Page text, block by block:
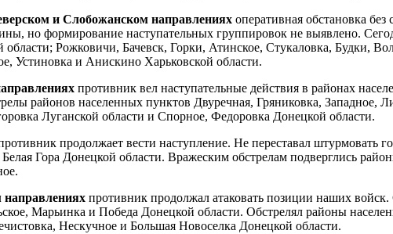
и Слобожанском направлениях оперативная обстановка
но формирование наступательных группировок не выявлено.
области; Рожковичи, Бачевск, Горки, Атинское, Стукаловка, Будки,
Устиновка и Анискино Харьковской области.
противник вел наступательные действия в районах
районов населенных пунктов Двуречная, Гряниковка, Западное,
Луганской области и Спорное, Федоровка Донецкой области.
продолжает вести наступление. Не переставал штурмовать
Гора Донецкой области. Вражеским обстрелам подверглись
противник продолжал атаковать позиции наших
Марьинка и Победа Донецкой области. Обстрелял районы
Нескучное и Большая Новоселка Донецкой области.